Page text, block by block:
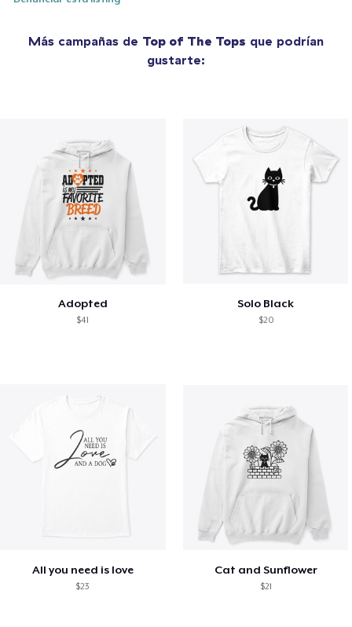
Más campañas de Top of The Tops que podrían
gustarte:
Adopted
$41
Solo Black
$20
All you need is love
$23
Cat and Sunflower
$21